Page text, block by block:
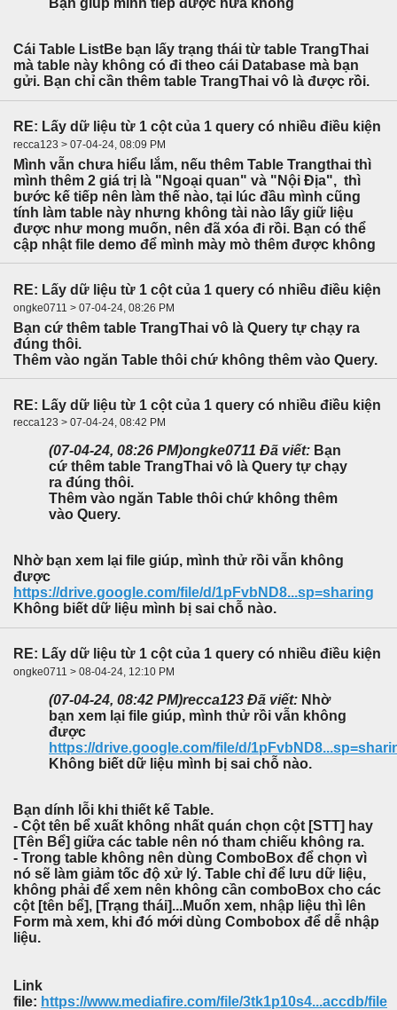
Bạn giúp mình tiếp được nữa không
Cái Table ListBe bạn lấy trạng thái từ table TrangThai
mà table này không có đi theo cái Database mà bạn
gửi. Bạn chỉ cần thêm table TrangThai vô là được rồi.
RE: Lấy dữ liệu từ 1 cột của 1 query có nhiều điều kiện
recca123 > 07-04-24, 08:09 PM
Mình vẫn chưa hiểu lắm, nếu thêm Table Trangthai thì
mình thêm 2 giá trị là "Ngoại quan" và "Nội Địa", thì
bước kế tiếp nên làm thế nào, tại lúc đầu mình cũng
tính làm table này nhưng không tài nào lấy giữ liệu
được như mong muốn, nên đã xóa đi rồi. Bạn có thể
cập nhật file demo để mình mày mò thêm được không
RE: Lấy dữ liệu từ 1 cột của 1 query có nhiều điều kiện
ongke0711 > 07-04-24, 08:26 PM
Bạn cứ thêm table TrangThai vô là Query tự chạy ra
đúng thôi.
Thêm vào ngăn Table thôi chứ không thêm vào Query.
RE: Lấy dữ liệu từ 1 cột của 1 query có nhiều điều kiện
recca123 > 07-04-24, 08:42 PM
(07-04-24, 08:26 PM)ongke0711 Đã viết: Bạn
cứ thêm table TrangThai vô là Query tự chạy
ra đúng thôi.
Thêm vào ngăn Table thôi chứ không thêm
vào Query.
Nhờ bạn xem lại file giúp, mình thử rồi vẫn không
được
https://drive.google.com/file/d/1pFvbND8...sp=sharing
Không biết dữ liệu mình bị sai chỗ nào.
RE: Lấy dữ liệu từ 1 cột của 1 query có nhiều điều kiện
ongke0711 > 08-04-24, 12:10 PM
(07-04-24, 08:42 PM)recca123 Đã viết: Nhờ
bạn xem lại file giúp, mình thử rồi vẫn không
được
https://drive.google.com/file/d/
Không biết dữ liệu mình bị sai chỗ nào.
Bạn dính lỗi khi thiết kế Table.
- Cột tên bể xuất không nhất quán chọn cột [STT] hay
[Tên Bể] giữa các table nên nó tham chiếu không ra.
- Trong table không nên dùng ComboBox để chọn vì
nó sẽ làm giảm tốc độ xử lý. Table chỉ để lưu dữ liệu,
không phải để xem nên không cần comboBox cho các
cột [tên bể], [Trạng thái]...Muốn xem, nhập liệu thì lên
Form mà xem, khi đó mới dùng Combobox để dễ nhập
liệu.
Link
file: https://www.mediafire.com/file/3tk1p10s4...accdb/file